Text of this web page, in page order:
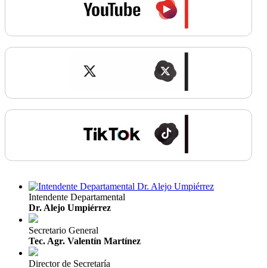
Intendente Departamental
Dr. Alejo Umpiérrez
Secretario General
Tec. Agr. Valentín Martínez
Director de Secretaría